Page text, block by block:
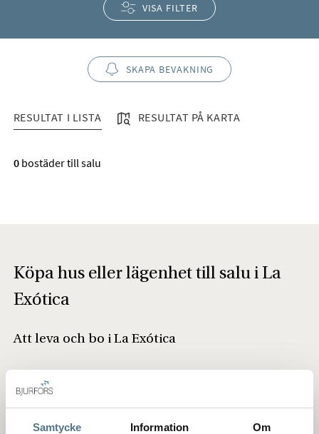
Samtycke Information Om
VISA FILTER
SKAPA BEVAKNING
RESULTAT I LISTA RESULTAT PÅ KARTA
0bostäder till salu
Köpa hus eller lägenhet till salu i La
Exótica
Att leva och bo i La Exótica
La Exótica ligger i Nerja, strax norrut om stadskärnan. Det är
ett lugnt område med blandad bebyggelse av äldre hus i
andalusisk stil och modern nyproduktion. Det är ett växande
bostadsområde bestående av villor och radhus. Här finns